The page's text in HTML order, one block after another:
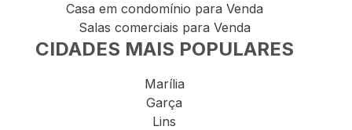
Casa em condomínio para Venda
Salas comerciais para Venda
CIDADES MAIS POPULARES
Marília
Garça
Lins